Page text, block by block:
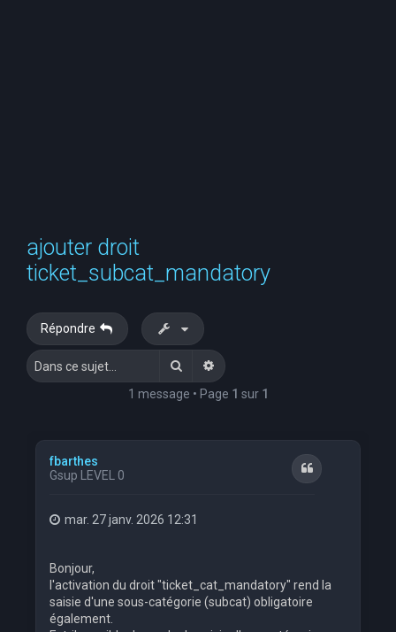
ajouter droit
ticket_subcat_mandatory
Répondre
RechercherRecherche avancée
1 message • Page 1 sur 1
fbarthes
Gsup LEVEL 0
Citation
mar. 27 janv. 2026 12:31
Bonjour,
l'activation du droit "ticket_cat_mandatory" rend la
saisie d'une sous-catégorie (subcat) obligatoire
également.